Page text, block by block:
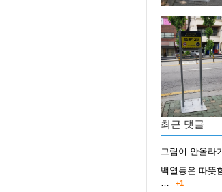
최근 댓글
그림이 안올라
백열등은 따뜻
…
+1